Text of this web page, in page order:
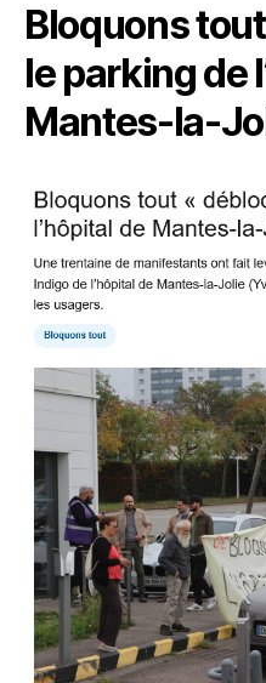
Bloquons
le parking de
Mantes-la-